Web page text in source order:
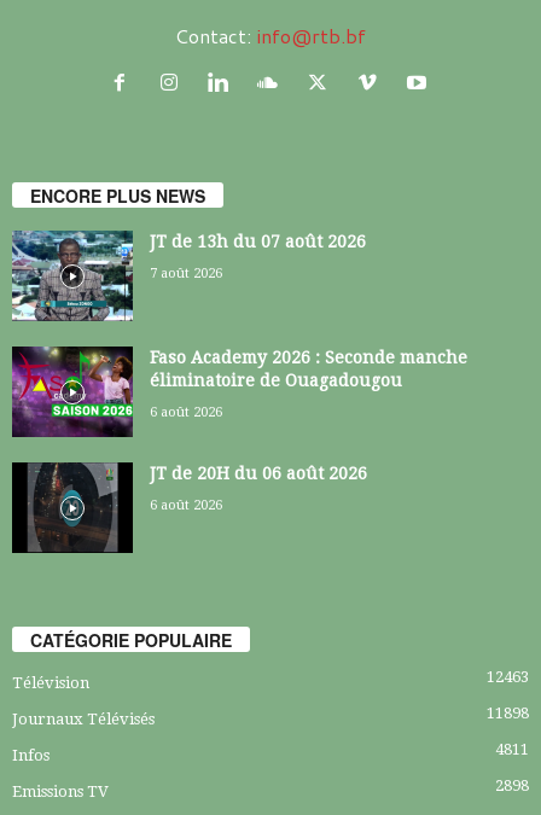
Contact: info@rtb.bf
ENCORE PLUS NEWS
JT de 13h du 07 août 2026
7 août 2026
Faso Academy 2026 : Seconde manche
éliminatoire de Ouagadougou
6 août 2026
JT de 20H du 06 août 2026
6 août 2026
CATÉGORIE POPULAIRE
Télévision 12463
Journaux Télévisés 11898
Infos 4811
Emissions TV
2898